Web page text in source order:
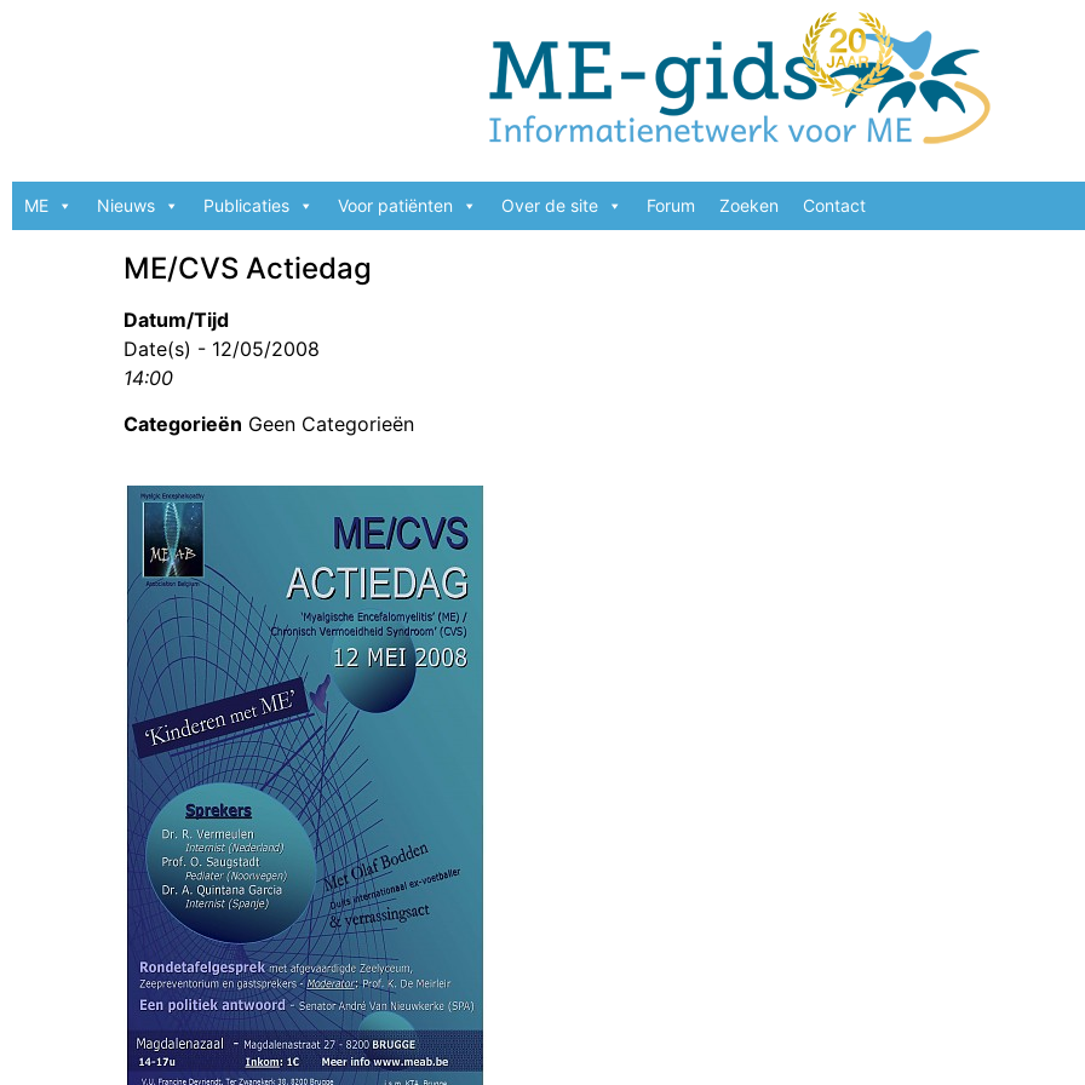
ME Nieuws Publicaties Voor patiënten Over de site Forum Zoeken Contact
ME/CVS Actiedag
Datum/Tijd
Date(s) - 12/05/2008
14:00
Categorieën Geen Categorieën